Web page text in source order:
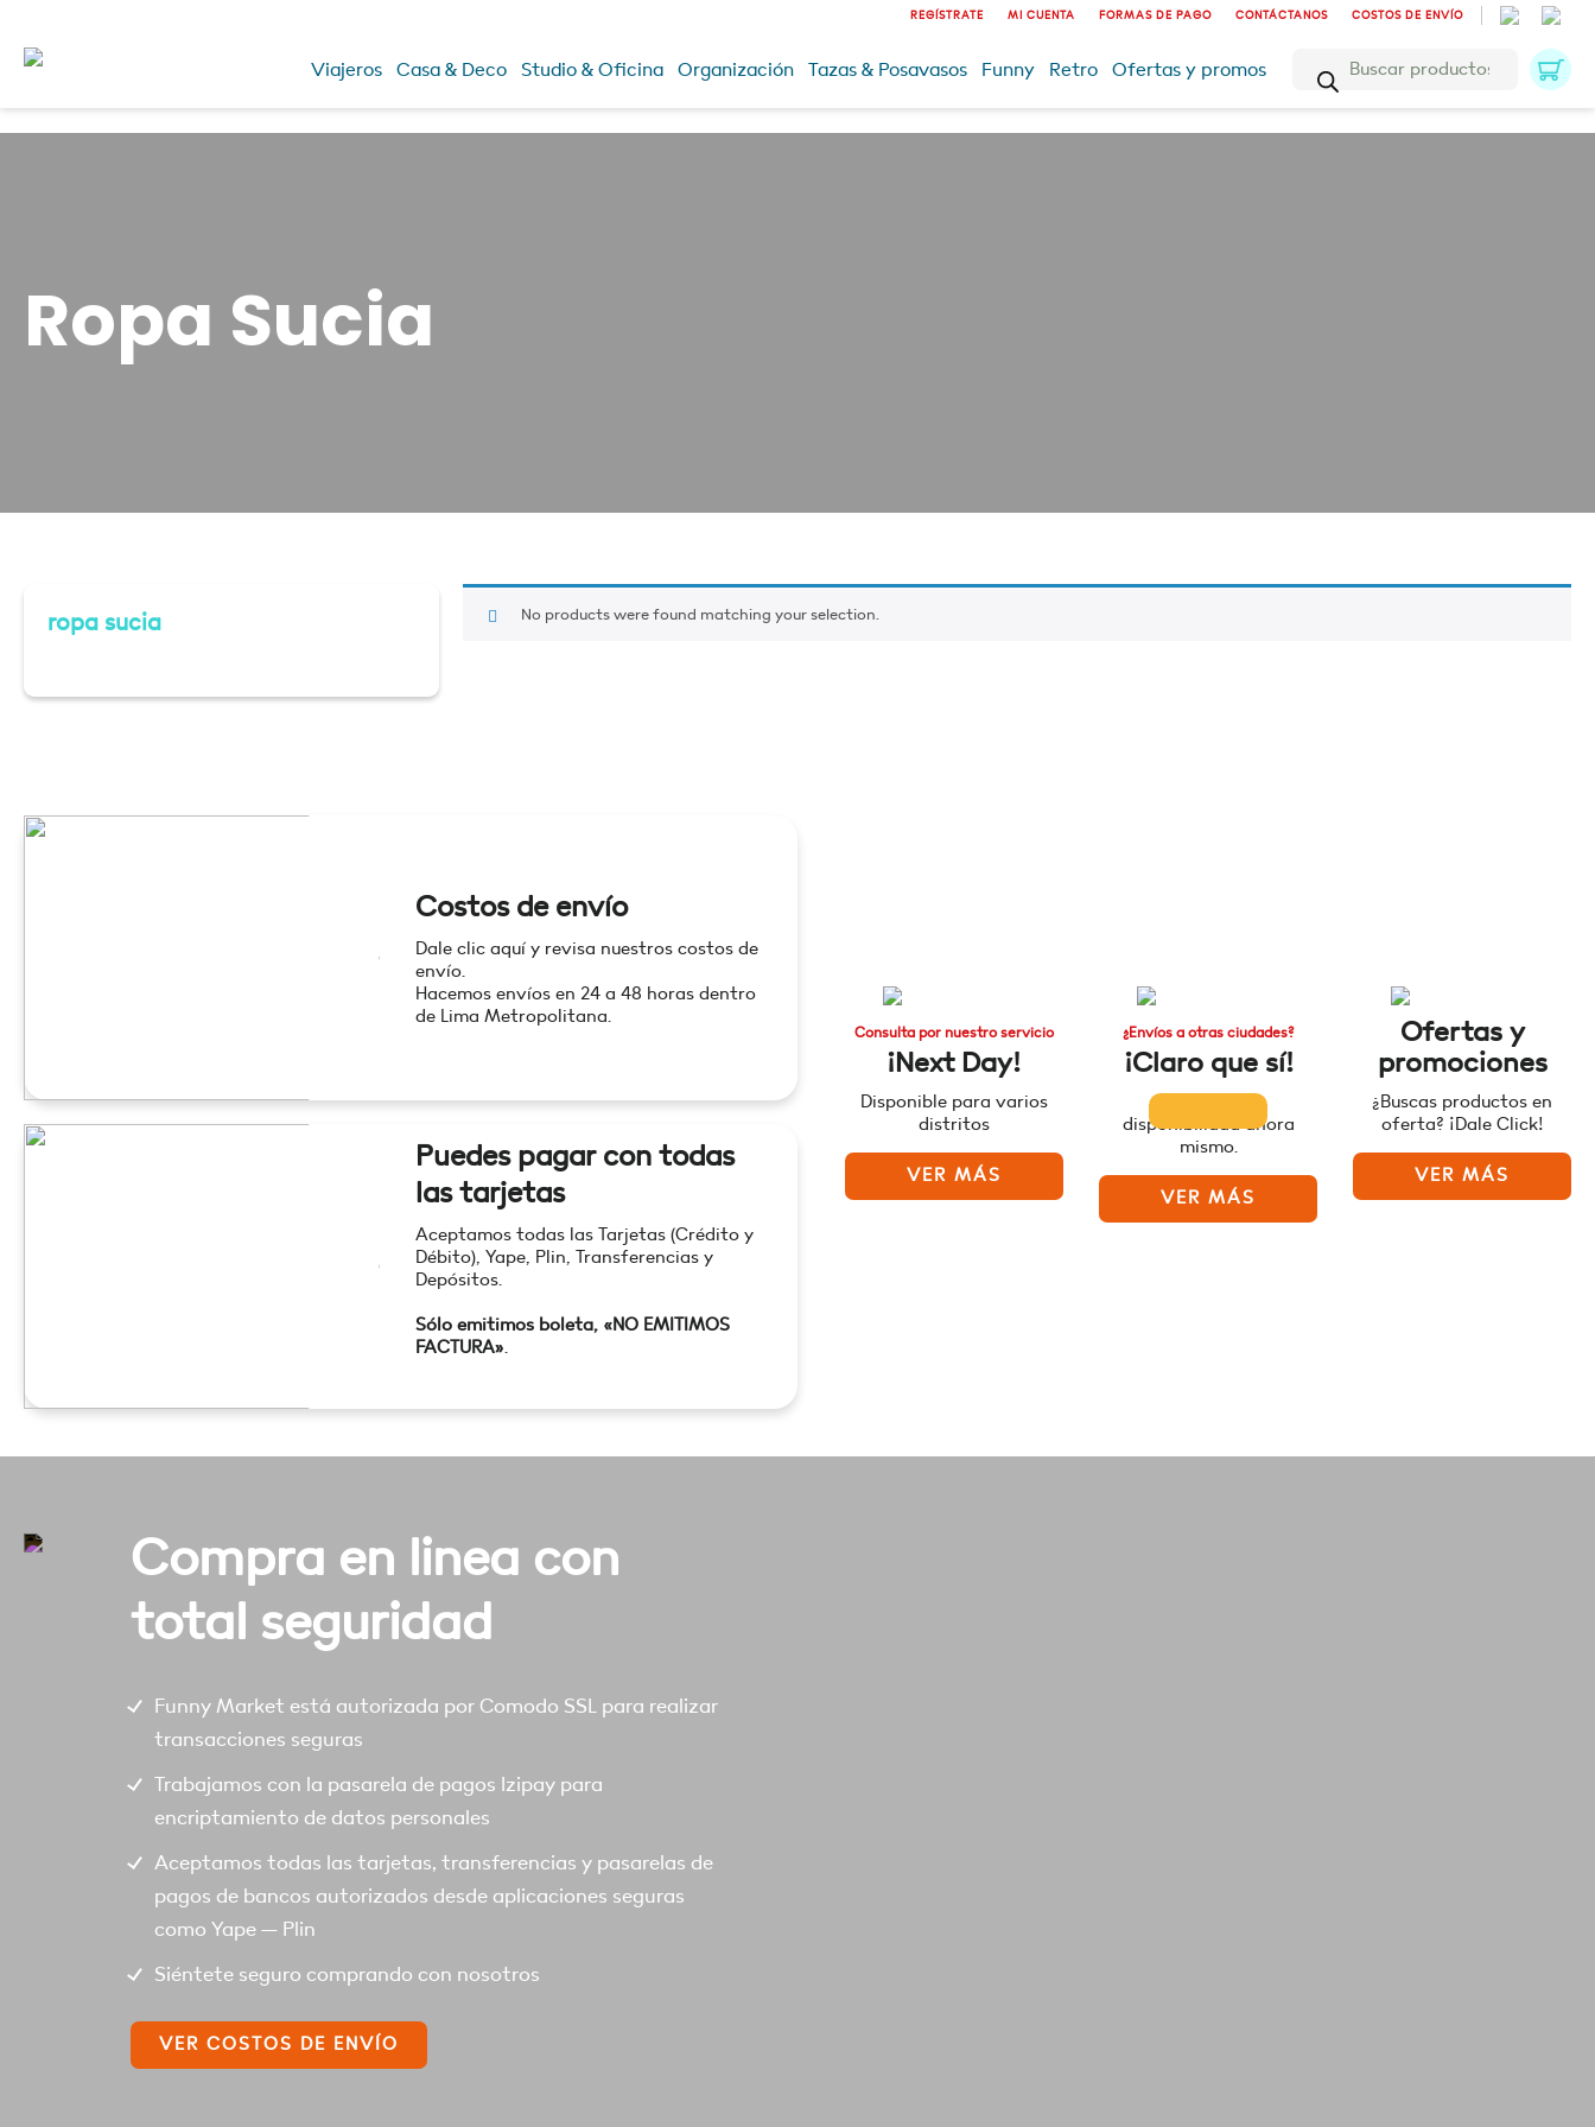
REGÍSTRATE MI CUENTA FORMAS DE PAGO CONTÁCTANOS COSTOS DE ENVÍO
Viajeros Casa & Deco Studio & Oficina Organización Tazas & Posavasos Funny Retro Ofertas y promos
Búsqueda
productos
Ropa Sucia
ropa sucia No products were found matching your selection.
Costos de envío
Dale clic aquí y revisa nuestros costos de
envío.
Hacemos envíos en 24 a 48 horas dentro
de Lima Metropolitana.
Puedes pagar con todas
las tarjetas
Aceptamos todas las Tarjetas (Crédito y
Débito), Yape, Plin, Transferencias y
Depósitos.
Sólo emitimos boleta, «NO EMITIMOS
FACTURA».
Consulta por nuestro servicio
¡Next Day!
Disponible para varios
distritos
VER MÁS
¿Envíos a otras ciudades?
¡Claro que sí!
disponibilidad ahora
mismo.
VER MÁS
Ofertas y
promociones
¿Buscas productos en
oferta? ¡Dale Click!
VER MÁS
Compra en linea con
total seguridad
Funny Market está autorizada por Comodo SSL para realizar
transacciones seguras
Trabajamos con la pasarela de pagos Izipay para
encriptamiento de datos personales
Aceptamos todas las tarjetas, transferencias y pasarelas de
pagos de bancos autorizados desde aplicaciones seguras
como Yape – Plin
Siéntete seguro comprando con nosotros
VER COSTOS DE ENVÍO